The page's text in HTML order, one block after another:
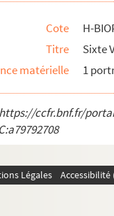
Cote
H-
Titre
Sixte
matérielle
1
https://ccfr.bnf.fr/
Légales